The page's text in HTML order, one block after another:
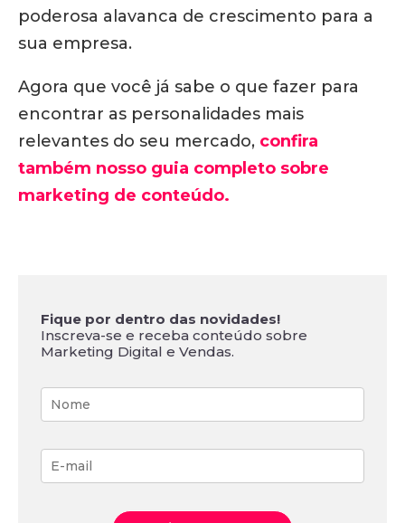
poderosa alavanca de crescimento para a
sua empresa.
Agora que você já sabe o que fazer para
encontrar as personalidades mais
relevantes do seu mercado, confira
também nosso guia completo sobre
marketing de conteúdo.
Fique por dentro das novidades!
Inscreva-se e receba conteúdo sobre
Marketing Digital e Vendas.